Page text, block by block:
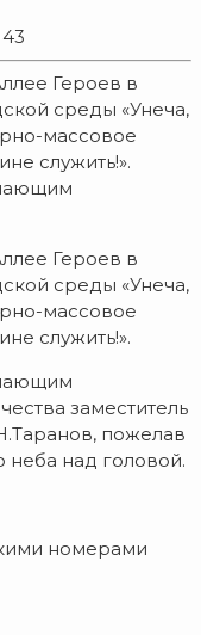
43
Героев в
среды «Унеча,
массовое
служить!».
Героев в
среды «Унеча,
массовое
служить!».
заместитель
пожелав
неба над головой.
номерами